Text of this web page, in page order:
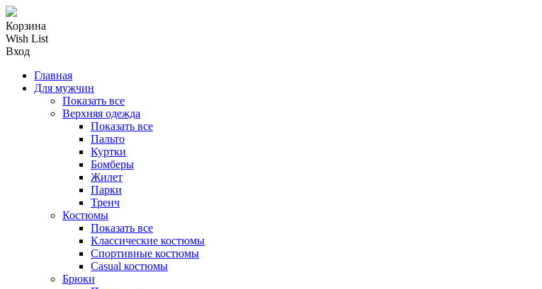
Корзина
Wish List
Вход
Главная
Для мужчин
Показать все
Верхняя одежда
Показать все
Пальто
Куртки
Бомберы
Жилет
Парки
Тренч
Костюмы
Показать все
Классические костюмы
Спортивные костюмы
Casual костюмы
Брюки